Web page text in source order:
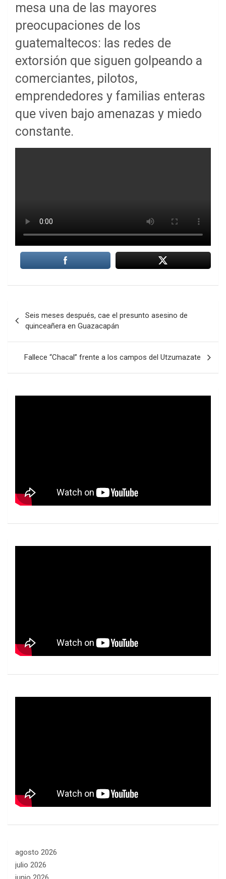
mesa una de las mayores
preocupaciones de los
guatemaltecos: las redes de
extorsión que siguen golpeando a
comerciantes, pilotos,
emprendedores y familias enteras
que viven bajo amenazas y miedo
constante.
de
entradas
Seis meses después, cae el presunto asesino de
quinceañera en Guazacapán
Fallece “Chacal” frente a los campos del Utzumazate
agosto 2026
julio 2026